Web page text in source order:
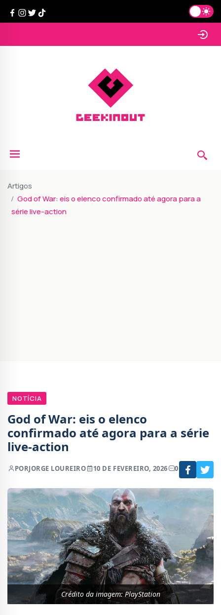
Artigos
God of War: eis o elenco confirmado até agora para a
série live-action
NOTÍCIA
God of War: eis o elenco
confirmado até agora para a série
live-action
PORJORGE LOUREIRO 10 DE FEVEREIRO, 2026 0
Crédito da imagem: PlayStation